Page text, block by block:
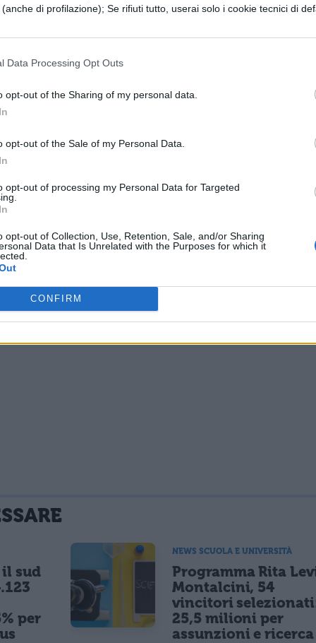
di profilazione); Se rifiuti tutto, userai solo i cookie tecnici di
Data Processing Opt Outs
opt-out of the Sharing of my personal data.
opt-out of the Sale of my Personal Data.
opt-out of processing my Personal Data for Targeted
opt-out of Collection, Use, Retention, Sale, and/or Sharing
Data that Is Unrelated with the Purposes for which it
CONFIRM
minima di 1.57 cm, età superiore o pari ai
inglese, buone capacità visive (anche con
nonché bravi nuotatori. I candidati
al termine del quale riceveranno un attestato
assunti con un contratto di 3 anni per lavorare
aeromobili Ryanair.
alle selezioni, sul sito
sud
per
NEWS SCUOLA E UNIVERSITÀ
Programma Rita
Montalcini, 54
vincitori
25,5 milioni per
assunzioni e ricerca